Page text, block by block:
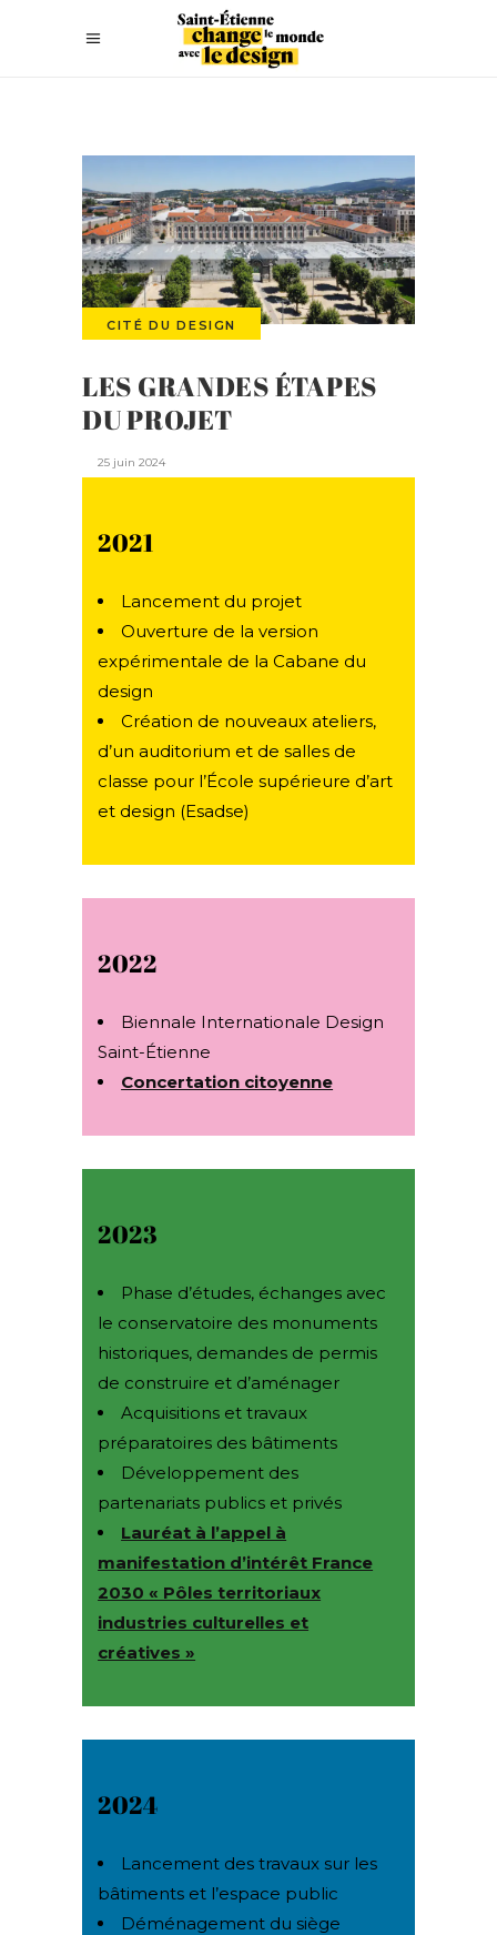
CITÉ DU DESIGN
LES GRANDES ÉTAPES
DU PROJET
25 juin 2024
2021
Lancement du projet
Ouverture de la version
expérimentale de la Cabane du
design
Création de nouveaux ateliers,
d’un auditorium et de salles de
classe pour l’École supérieure d’art
et design (Esadse)
2022
Biennale Internationale Design
Saint-Étienne
Concertation citoyenne
2023
Phase d’études, échanges avec
le conservatoire des monuments
historiques, demandes de permis
de construire et d’aménager
Acquisitions et travaux
préparatoires des bâtiments
Développement des
partenariats publics et privés
Lauréat à l’appel à
manifestation d’intérêt France
2030 « Pôles territoriaux
industries culturelles et
créatives »
2024
Lancement des travaux sur les
bâtiments et l’espace public
Déménagement du siège